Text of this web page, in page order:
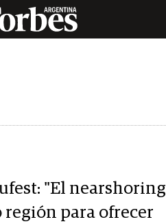
"El nearshoring
para ofrecer